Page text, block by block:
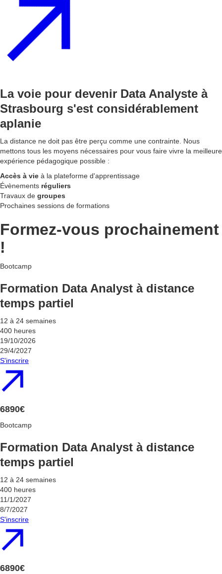
La voie pour devenir Data Analyste à
Strasbourg s'est considérablement
aplanie
La distance ne doit pas être perçu comme une contrainte. Nous
mettons tous les moyens nécessaires pour vous faire vivre la meilleure
expérience pédagogique possible :
Accès à vie à la plateforme d'apprentissage
Évènements réguliers
Travaux de groupes
Prochaines sessions de formations
Formez-vous prochainement
!
Bootcamp
Formation Data Analyst à distance
temps partiel
12 à 24 semaines
400 heures
19/10/2026
29/4/2027
S'inscrire
6890€
Bootcamp
Formation Data Analyst à distance
temps partiel
12 à 24 semaines
400 heures
11/1/2027
8/7/2027
S'inscrire
6890€